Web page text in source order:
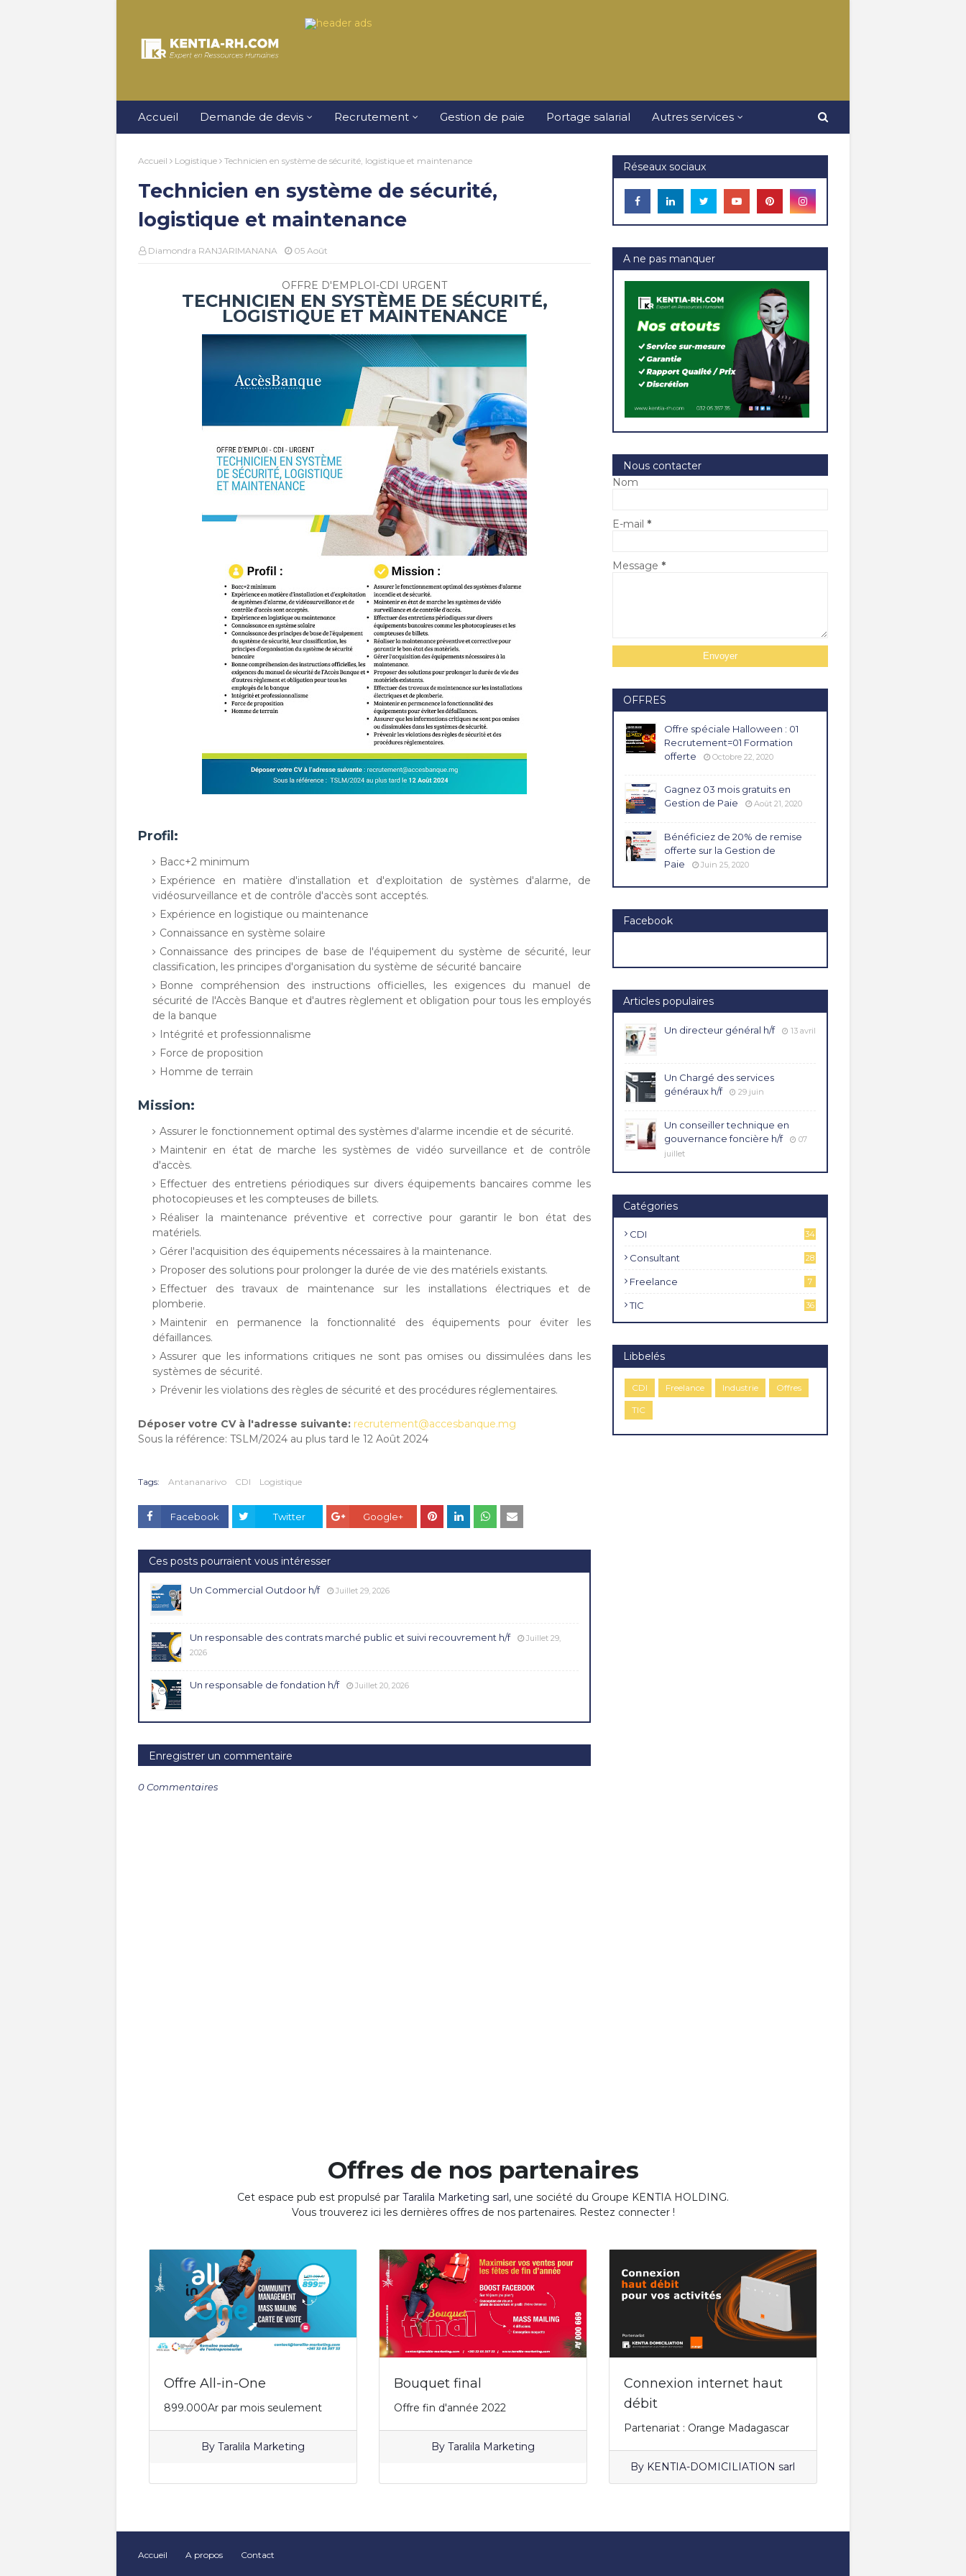
Accueil Demande de devis Recrutement Gestion de paie Portage salarial Autres services
Accueil Logistique Technicien en système de sécurité, logistique et maintenance
Technicien en système de sécurité,
logistique et maintenance
Diamondra RANJARIMANANA 05 Août
OFFRE D'EMPLOI-CDI URGENT
TECHNICIEN EN SYSTÈME DE SÉCURITÉ,
LOGISTIQUE ET MAINTENANCE
Profil:
Bacc+2 minimum
Expérience en matière d'installation et d'exploitation de systèmes d'alarme, de
vidéosurveillance et de contrôle d'accès sont acceptés.
Expérience en logistique ou maintenance
Connaissance en système solaire
Connaissance des principes de base de l'équipement du système de sécurité, leur
classification, les principes d'organisation du système de sécurité bancaire
Bonne compréhension des instructions officielles, les exigences du manuel de
sécurité de l'Accès Banque et d'autres règlement et obligation pour tous les employés
de la banque
Intégrité et professionnalisme
Force de proposition
Homme de terrain
Mission:
Assurer le fonctionnement optimal des systèmes d'alarme incendie et de sécurité.
Maintenir en état de marche les systèmes de vidéo surveillance et de contrôle
d'accès.
Effectuer des entretiens périodiques sur divers équipements bancaires comme les
photocopieuses et les compteuses de billets.
Réaliser la maintenance préventive et corrective pour garantir le bon état des
matériels.
Gérer l'acquisition des équipements nécessaires à la maintenance.
Proposer des solutions pour prolonger la durée de vie des matériels existants.
Effectuer des travaux de maintenance sur les installations électriques et de
plomberie.
Maintenir en permanence la fonctionnalité des équipements pour éviter les
défaillances.
Assurer que les informations critiques ne sont pas omises ou dissimulées dans les
systèmes de sécurité.
Prévenir les violations des règles de sécurité et des procédures réglementaires.
Déposer votre CV à l'adresse suivante: recrutement@accesbanque.mg
Sous la référence: TSLM/2024 au plus tard le 12 Août 2024
Tags: Antananarivo CDI Logistique
Facebook Twitter Google+
Ces posts pourraient vous intéresser
Un Commercial Outdoor h/f Juillet 29, 2026
Un responsable des contrats marché public et suivi recouvrement h/f
Juillet 29,
2026
Un responsable de fondation h/f Juillet 20, 2026
Enregistrer un commentaire
0 Commentaires
Réseaux sociaux
A ne pas manquer
Nous contacter
Nom
E-mail *
Message *
OFFRES
Offre spéciale Halloween : 01
Recrutement=01 Formation
offerte
Octobre 22, 2020
Gagnez 03 mois gratuits en
Gestion de Paie
Août 21, 2020
Bénéficiez de 20% de remise
offerte sur la Gestion de
Paie
Juin 25, 2020
Facebook
Articles populaires
Un directeur général h/f 13 avril
Un Chargé des services
généraux h/f
29 juin
Un conseiller technique en
gouvernance foncière h/f
07
juillet
Catégories
CDI
34
Consultant 28
Freelance 7
TIC 36
Libbelés
CDI Freelance Industrie Offres
TIC
Accueil A propos Contact